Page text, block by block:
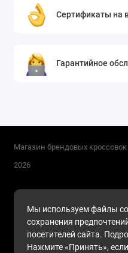
Сертификаты на
Гарантийное
Мы используем файлы
сохранения
посетителей сайта.
Нажмите «Принять»,
Магазин брендовых кроссовок
2026
Поддержка
+7 (911) 216-68-91
Будни, с 10.00 до 17.00